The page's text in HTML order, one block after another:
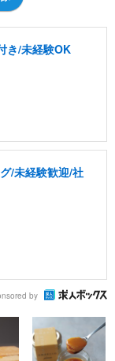
き/未経験OK
/未経験歓迎/社
by